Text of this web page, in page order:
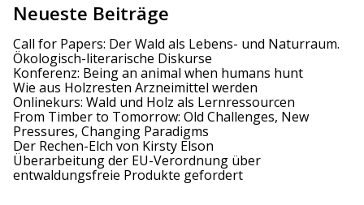
a
v
i
g
a
t
Neueste Beiträge
Call for Papers: Der Wald als Lebens- und Naturraum.
Ökologisch-literarische Diskurse
Konferenz: Being an animal when humans hunt
Wie aus Holzresten Arzneimittel werden
Onlinekurs: Wald und Holz als Lernressourcen
From Timber to Tomorrow: Old Challenges, New
Pressures, Changing Paradigms
Der Rechen-Elch von Kirsty Elson
Überarbeitung der EU-Verordnung über
entwaldungsfreie Produkte gefordert